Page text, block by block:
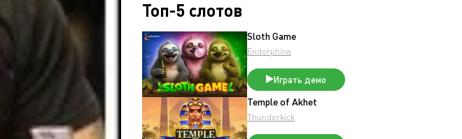
Топ-5 слотов
Sloth Game
Endorphina
Играть демо
Temple of Akhet
Thunderkick